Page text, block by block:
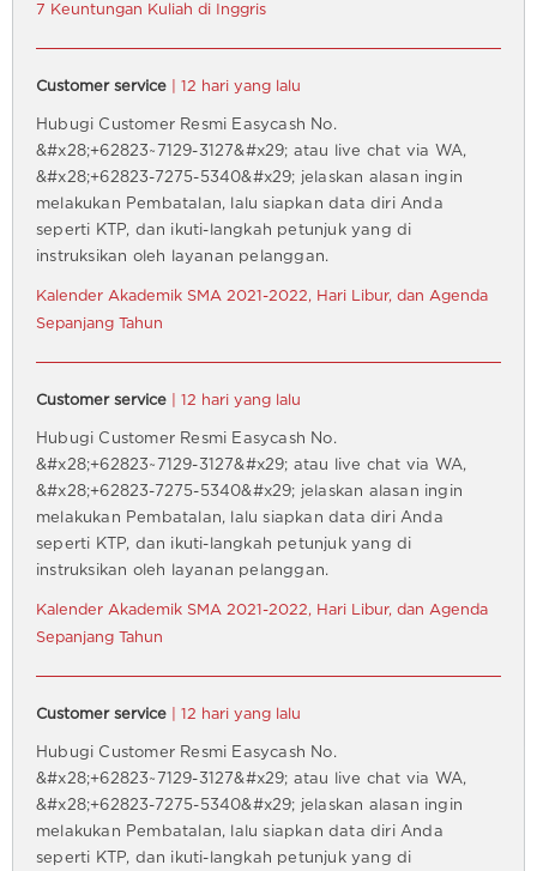
7 Keuntungan Kuliah di Inggris
Customer service | 12 hari yang lalu
Hubugi Customer Resmi Easycash No.
&#x28;+62823~7129-3127&#x29; atau live chat via WA,
&#x28;+62823-7275-5340&#x29; jelaskan alasan ingin
melakukan Pembatalan, lalu siapkan data diri Anda
seperti KTP, dan ikuti-langkah petunjuk yang di
instruksikan oleh layanan pelanggan.
Kalender Akademik SMA 2021-2022, Hari Libur, dan Agenda
Sepanjang Tahun
Customer service | 12 hari yang lalu
Hubugi Customer Resmi Easycash No.
&#x28;+62823~7129-3127&#x29; atau live chat via WA,
&#x28;+62823-7275-5340&#x29; jelaskan alasan ingin
melakukan Pembatalan, lalu siapkan data diri Anda
seperti KTP, dan ikuti-langkah petunjuk yang di
instruksikan oleh layanan pelanggan.
Kalender Akademik SMA 2021-2022, Hari Libur, dan Agenda
Sepanjang Tahun
Customer service | 12 hari yang lalu
Hubugi Customer Resmi Easycash No.
&#x28;+62823~7129-3127&#x29; atau live chat via WA,
&#x28;+62823-7275-5340&#x29; jelaskan alasan ingin
melakukan Pembatalan, lalu siapkan data diri Anda
seperti KTP, dan ikuti-langkah petunjuk yang di